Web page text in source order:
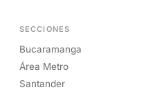
SECCIONES
Bucaramanga
Área Metro
Santander